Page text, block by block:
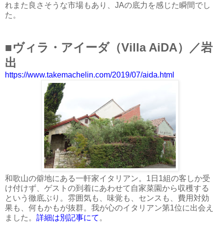
れまた良さそうな市場もあり、JAの底力を感じた瞬間でし
た。
■ヴィラ・アイーダ（Villa AiDA）／岩
出
https://www.takemachelin.com/2019/07/aida.html
和歌山の僻地にある一軒家イタリアン。1日1組の客しか受
け付けず、ゲストの到着にあわせて自家菜園から収穫する
という徹底ぶり。雰囲気も、味覚も、センスも、費用対効
果も、何もかもが抜群。我が心のイタリアン第1位に出会え
ました。 詳細は別記事にて 。